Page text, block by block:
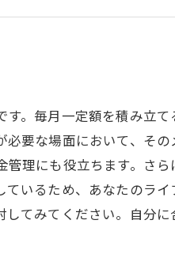
を支える：積立保険が持
。毎月一定額を積み立
要な場面において、そ
理にも役立ちます。さ
いるため、あなたのラ
てみてください。自分